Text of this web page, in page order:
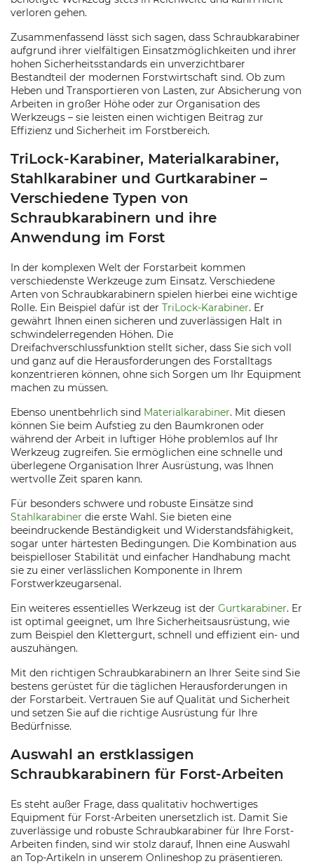
verloren gehen.
Zusammenfassend lässt sich sagen, dass Schraubkarabiner
aufgrund ihrer vielfältigen Einsatzmöglichkeiten und ihrer
hohen Sicherheitsstandards ein unverzichtbarer
Bestandteil der modernen Forstwirtschaft sind. Ob zum
Heben und Transportieren von Lasten, zur Absicherung von
Arbeiten in großer Höhe oder zur Organisation des
Werkzeugs – sie leisten einen wichtigen Beitrag zur
Effizienz und Sicherheit im Forstbereich.
TriLock-Karabiner, Materialkarabiner,
Stahlkarabiner und Gurtkarabiner –
Verschiedene Typen von
Schraubkarabinern und ihre
Anwendung im Forst
In der komplexen Welt der Forstarbeit kommen
verschiedenste Werkzeuge zum Einsatz. Verschiedene
Arten von Schraubkarabinern spielen hierbei eine wichtige
Rolle. Ein Beispiel dafür ist der TriLock-Karabiner. Er
gewährt Ihnen einen sicheren und zuverlässigen Halt in
schwindelerregenden Höhen. Die
Dreifachverschlussfunktion stellt sicher, dass Sie sich voll
und ganz auf die Herausforderungen des Forstalltags
konzentrieren können, ohne sich Sorgen um Ihr Equipment
machen zu müssen.
Ebenso unentbehrlich sind Materialkarabiner. Mit diesen
können Sie beim Aufstieg zu den Baumkronen oder
während der Arbeit in luftiger Höhe problemlos auf Ihr
Werkzeug zugreifen. Sie ermöglichen eine schnelle und
überlegene Organisation Ihrer Ausrüstung, was Ihnen
wertvolle Zeit sparen kann.
Für besonders schwere und robuste Einsätze sind
Stahlkarabiner die erste Wahl. Sie bieten eine
beeindruckende Beständigkeit und Widerstandsfähigkeit,
sogar unter härtesten Bedingungen. Die Kombination aus
beispielloser Stabilität und einfacher Handhabung macht
sie zu einer verlässlichen Komponente in Ihrem
Forstwerkzeugarsenal.
Ein weiteres essentielles Werkzeug ist der Gurtkarabiner. Er
ist optimal geeignet, um Ihre Sicherheitsausrüstung, wie
zum Beispiel den Klettergurt, schnell und effizient ein- und
auszuhängen.
Mit den richtigen Schraubkarabinern an Ihrer Seite sind Sie
bestens gerüstet für die täglichen Herausforderungen in
der Forstarbeit. Vertrauen Sie auf Qualität und Sicherheit
und setzen Sie auf die richtige Ausrüstung für Ihre
Bedürfnisse.
Auswahl an erstklassigen
Schraubkarabinern für Forst-Arbeiten
Es steht außer Frage, dass qualitativ hochwertiges
Equipment für Forst-Arbeiten unersetzlich ist. Damit Sie
zuverlässige und robuste Schraubkarabiner für Ihre Forst-
Arbeiten finden, sind wir stolz darauf, Ihnen eine Auswahl
an Top-Artikeln in unserem Onlineshop zu präsentieren.